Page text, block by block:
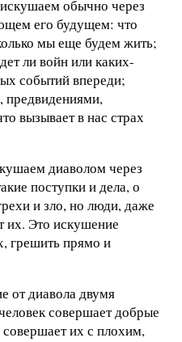
обычно через
его будущем: что
мы еще будем жить;
ли войн или каких-
событий впереди;
предвидениями,
вызывает в нас страх
диаволом через
поступки и дела, о
и зло, но люди, даже
их. Это искушение
грешить прямо и
от диавола двумя
совершает добрые
их с плохим,